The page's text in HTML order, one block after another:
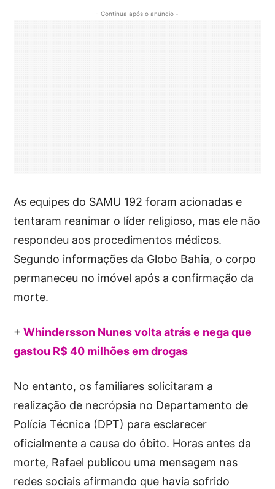
- Continua após o anúncio -
As equipes do SAMU 192 foram acionadas e
tentaram reanimar o líder religioso, mas ele não
respondeu aos procedimentos médicos.
Segundo informações da Globo Bahia, o corpo
permaneceu no imóvel após a confirmação da
morte.
+ Whindersson Nunes volta atrás e nega que
gastou R$ 40 milhões em drogas
No entanto, os familiares solicitaram a
realização de necrópsia no Departamento de
Polícia Técnica (DPT) para esclarecer
oficialmente a causa do óbito. Horas antes da
morte, Rafael publicou uma mensagem nas
redes sociais afirmando que havia sofrido